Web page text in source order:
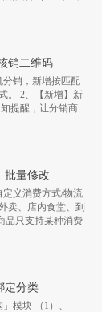
销二维码
分销，新增按匹配
。 2、【新增】新
提醒，让分销商
批量修改
定义消费方式/物流
卖、店内食堂、到
品只支持某种消费
定分类
模块 （1）、